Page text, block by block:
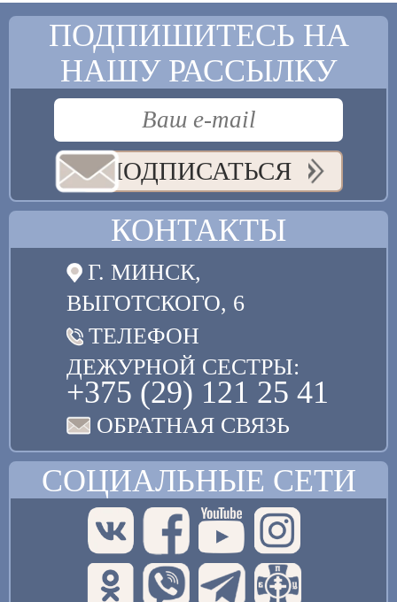
ПОДПИШИТЕСЬ НА
НАШУ РАССЫЛКУ
ПОДПИСАТЬСЯ
КОНТАКТЫ
Г. МИНСК,
ВЫГОТСКОГО, 6
ТЕЛЕФОН
ДЕЖУРНОЙ СЕСТРЫ:
+375 (29) 121 25 41
ОБРАТНАЯ СВЯЗЬ
СОЦИАЛЬНЫЕ СЕТИ